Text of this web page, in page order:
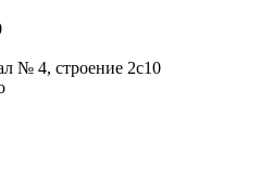
№ 4, строение 2с10